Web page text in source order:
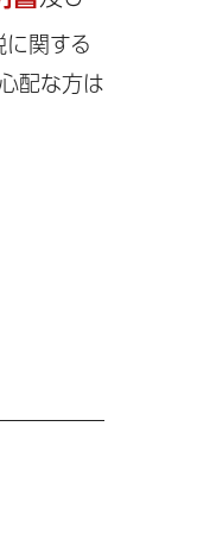
関する
配な方は